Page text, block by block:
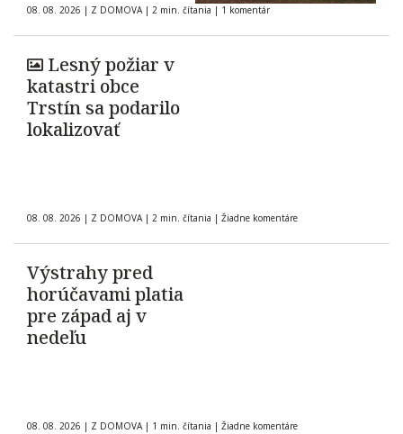
08. 08. 2026 | Z DOMOVA | 2 min. čítania | 1 komentár
Lesný požiar v
katastri obce
Trstín sa podarilo
lokalizovať
08. 08. 2026 | Z DOMOVA | 2 min. čítania | Žiadne komentáre
Výstrahy pred
horúčavami platia
pre západ aj v
nedeľu
08. 08. 2026 | Z DOMOVA | 1 min. čítania | Žiadne komentáre